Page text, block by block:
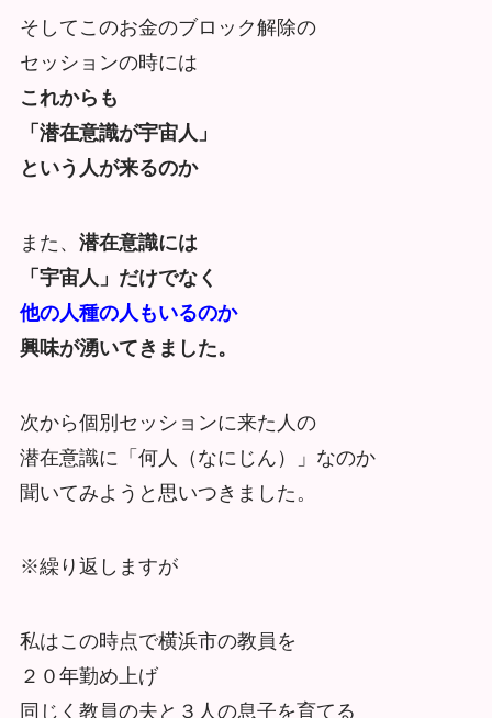
そしてこのお金のブロック解除の
セッションの時には
これからも
「潜在意識が宇宙人」
という人が来るのか
また、 潜在意識には
「宇宙人」だけでなく
他の人種の人もいるのか
興味が湧いてきました。
次から個別セッションに来た人の
潜在意識に「何人（なにじん）」なのか
聞いてみようと思いつきました。
※繰り返しますが
私はこの時点で横浜市の教員を
２０年勤め上げ
同じく教員の夫と３人の息子を育てる